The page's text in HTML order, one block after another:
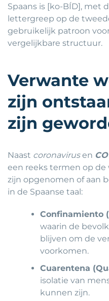
Spaans is [ko-BÍD], met
lettergreep op de
gebruikelijk patroon
vergelijkbare structuur.
Verwante
zijn
zijn
Naast coronavirusen
een reeks termen op
zijn opgenomen of aan
in de Spaanse taal:
Confinamiento
waarin de
blijven om de
voorkomen.
Cuarentena
isolatie van
kunnen zijn.